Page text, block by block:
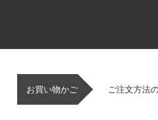
お買い物かご ご注文方法